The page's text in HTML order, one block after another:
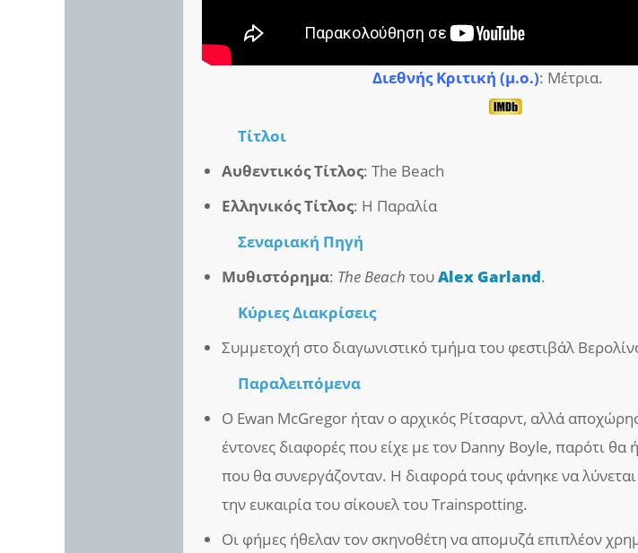
Διεθνής Κριτική (μ.ο.): Μέτρια.
Τίτλοι
Αυθεντικός Τίτλος: The Beach
Ελληνικός Τίτλος: Η Παραλία
Σεναριακή Πηγή
Μυθιστόρημα: The Beach τουAlex Garland.
Κύριες Διακρίσεις
Συμμετοχή στο διαγωνιστικό τμήμα του φεστιβάλ
Παραλειπόμενα
Ο Ewan McGregor ήταν ο αρχικός Ρίτσαρντ, αλλά
έντονες διαφορές που είχε με τον Danny Boyle, παρότι θα
που θα συνεργάζονταν. Η διαφορά τους φάνηκε να
την ευκαιρία του σίκουελ του Trainspotting.
Οι φήμες ήθελαν τον σκηνοθέτη να απομυζά επιπλέον